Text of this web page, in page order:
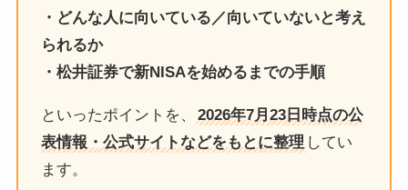
・どんな人に向いている／向いていないと考え
られるか
・松井証券で新NISAを始めるまでの手順
といったポイントを、
2026年7月23日時点の公
表情報・公式サイトなどをもとに整理 してい
ます。